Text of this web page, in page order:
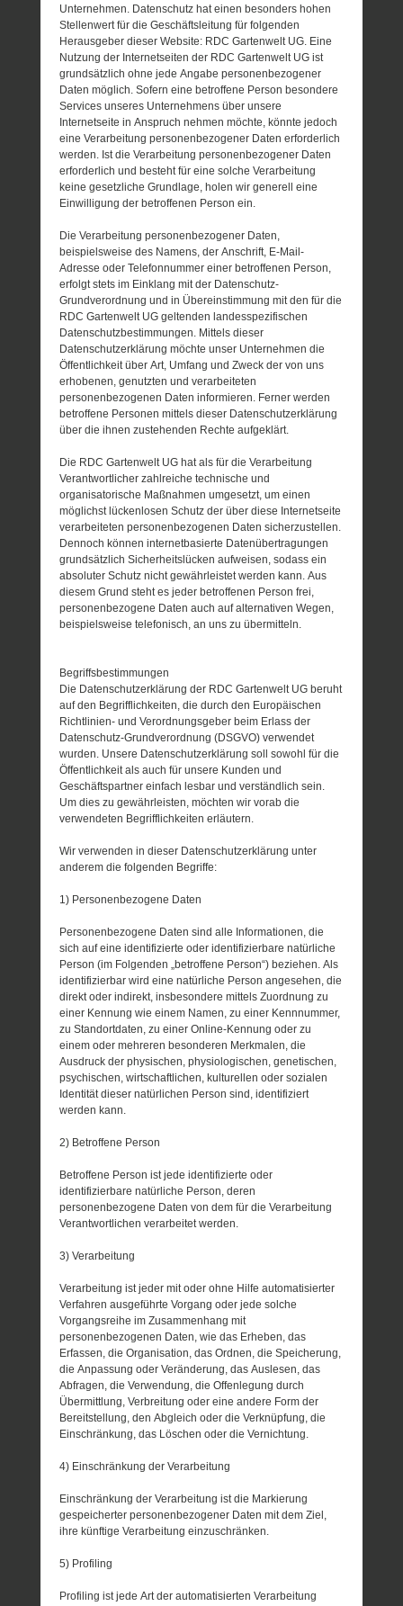
Unternehmen. Datenschutz hat einen besonders hohen
Stellenwert für die Geschäftsleitung für folgenden
Herausgeber dieser Website: RDC Gartenwelt UG. Eine
Nutzung der Internetseiten der RDC Gartenwelt UG ist
grundsätzlich ohne jede Angabe personenbezogener
Daten möglich. Sofern eine betroffene Person besondere
Services unseres Unternehmens über unsere
Internetseite in Anspruch nehmen möchte, könnte jedoch
eine Verarbeitung personenbezogener Daten erforderlich
werden. Ist die Verarbeitung personenbezogener Daten
erforderlich und besteht für eine solche Verarbeitung
keine gesetzliche Grundlage, holen wir generell eine
Einwilligung der betroffenen Person ein.
Die Verarbeitung personenbezogener Daten,
beispielsweise des Namens, der Anschrift, E-Mail-
Adresse oder Telefonnummer einer betroffenen Person,
erfolgt stets im Einklang mit der Datenschutz-
Grundverordnung und in Übereinstimmung mit den für die
RDC Gartenwelt UG geltenden landesspezifischen
Datenschutzbestimmungen. Mittels dieser
Datenschutzerklärung möchte unser Unternehmen die
Öffentlichkeit über Art, Umfang und Zweck der von uns
erhobenen, genutzten und verarbeiteten
personenbezogenen Daten informieren. Ferner werden
betroffene Personen mittels dieser Datenschutzerklärung
über die ihnen zustehenden Rechte aufgeklärt.
Die RDC Gartenwelt UG hat als für die Verarbeitung
Verantwortlicher zahlreiche technische und
organisatorische Maßnahmen umgesetzt, um einen
möglichst lückenlosen Schutz der über diese Internetseite
verarbeiteten personenbezogenen Daten sicherzustellen.
Dennoch können internetbasierte Datenübertragungen
grundsätzlich Sicherheitslücken aufweisen, sodass ein
absoluter Schutz nicht gewährleistet werden kann. Aus
diesem Grund steht es jeder betroffenen Person frei,
personenbezogene Daten auch auf alternativen Wegen,
beispielsweise telefonisch, an uns zu übermitteln.
Begriffsbestimmungen
Die Datenschutzerklärung der RDC Gartenwelt UG beruht
auf den Begrifflichkeiten, die durch den Europäischen
Richtlinien- und Verordnungsgeber beim Erlass der
Datenschutz-Grundverordnung (DSGVO) verwendet
wurden. Unsere Datenschutzerklärung soll sowohl für die
Öffentlichkeit als auch für unsere Kunden und
Geschäftspartner einfach lesbar und verständlich sein.
Um dies zu gewährleisten, möchten wir vorab die
verwendeten Begrifflichkeiten erläutern.
Wir verwenden in dieser Datenschutzerklärung unter
anderem die folgenden Begriffe:
1) Personenbezogene Daten
Personenbezogene Daten sind alle Informationen, die
sich auf eine identifizierte oder identifizierbare natürliche
Person (im Folgenden „betroffene Person“) beziehen. Als
identifizierbar wird eine natürliche Person angesehen, die
direkt oder indirekt, insbesondere mittels Zuordnung zu
einer Kennung wie einem Namen, zu einer Kennnummer,
zu Standortdaten, zu einer Online-Kennung oder zu
einem oder mehreren besonderen Merkmalen, die
Ausdruck der physischen, physiologischen, genetischen,
psychischen, wirtschaftlichen, kulturellen oder sozialen
Identität dieser natürlichen Person sind, identifiziert
werden kann.
2) Betroffene Person
Betroffene Person ist jede identifizierte oder
identifizierbare natürliche Person, deren
personenbezogene Daten von dem für die Verarbeitung
Verantwortlichen verarbeitet werden.
3) Verarbeitung
Verarbeitung ist jeder mit oder ohne Hilfe automatisierter
Verfahren ausgeführte Vorgang oder jede solche
Vorgangsreihe im Zusammenhang mit
personenbezogenen Daten, wie das Erheben, das
Erfassen, die Organisation, das Ordnen, die Speicherung,
die Anpassung oder Veränderung, das Auslesen, das
Abfragen, die Verwendung, die Offenlegung durch
Übermittlung, Verbreitung oder eine andere Form der
Bereitstellung, den Abgleich oder die Verknüpfung, die
Einschränkung, das Löschen oder die Vernichtung.
4) Einschränkung der Verarbeitung
Einschränkung der Verarbeitung ist die Markierung
gespeicherter personenbezogener Daten mit dem Ziel,
ihre künftige Verarbeitung einzuschränken.
5) Profiling
Profiling ist jede Art der automatisierten Verarbeitung